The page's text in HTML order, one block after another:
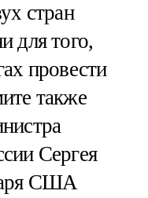
стран
для того,
провести
также
Сергея
США